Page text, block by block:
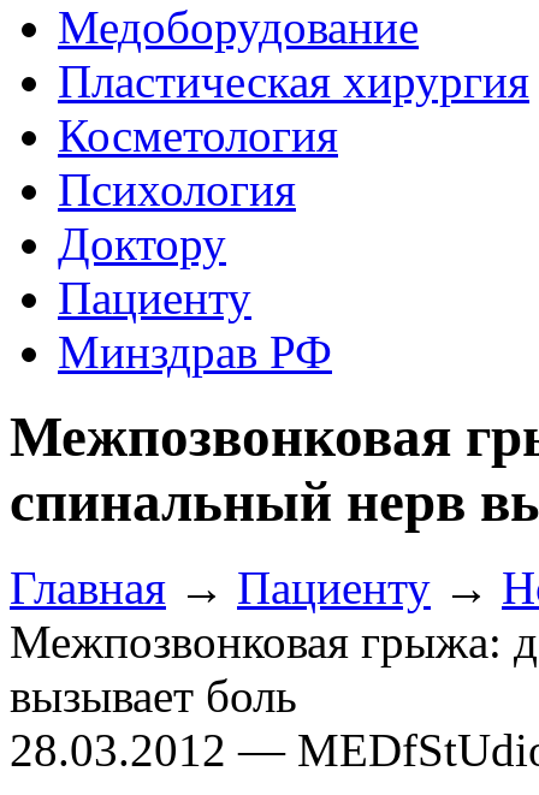
Медоборудование
Пластическая хирургия
Косметология
Психология
Доктору
Пациенту
Минздрав РФ
Межпозвонковая
спинальный нерв
Главная → Пациенту →
Межпозвонковая грыжа:
вызывает боль
28.03.2012 —